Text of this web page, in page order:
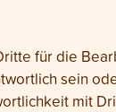
für die
sein
mit